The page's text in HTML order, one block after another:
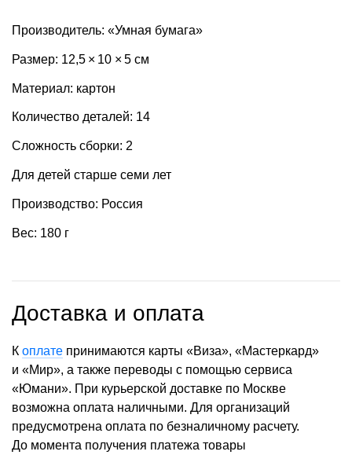
Производитель: «Умная бумага»
Размер: 12,5 × 10 × 5 см
Материал: картон
Количество деталей: 14
Сложность сборки: 2
Для детей старше семи лет
Производство: Россия
Вес: 180 г
Доставка и оплата
К оплате принимаются карты «Виза», «Мастеркард»
и «Мир», а также переводы с помощью сервиса
«Юмани». При курьерской доставке по Москве
возможна оплата наличными. Для организаций
предусмотрена оплата по безналичному расчету.
До момента получения платежа товары